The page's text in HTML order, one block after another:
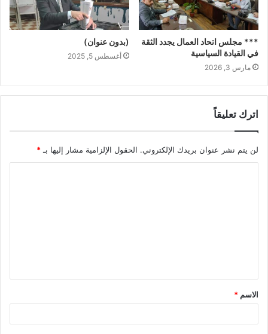
*** مجلس اتحاد العمال يجدد الثقة
في القيادة السياسية
مارس 3, 2026
(بدون عنوان)
أغسطس 5, 2025
اترك تعليقاً
لن يتم نشر عنوان بريدك الإلكتروني. الحقول الإلزامية مشار إليها بـ*
ق
*
الاسم *